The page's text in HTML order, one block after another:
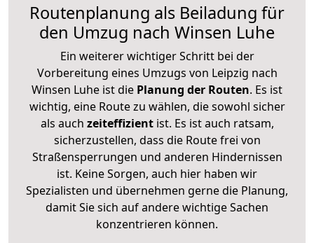
Routenplanung als Beiladung für
den Umzug nach Winsen Luhe
Ein weiterer wichtiger Schritt bei der
Vorbereitung eines Umzugs von Leipzig nach
Winsen Luhe ist die Planung der Routen. Es ist
wichtig, eine Route zu wählen, die sowohl sicher
als auch zeiteffizientist. Es ist auch ratsam,
sicherzustellen, dass die Route frei von
Straßensperrungen und anderen Hindernissen
ist. Keine Sorgen, auch hier haben wir
Spezialisten und übernehmen gerne die Planung,
damit Sie sich auf andere wichtige Sachen
konzentrieren können.